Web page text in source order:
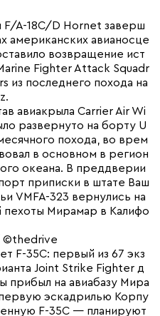
F/A-18C/D Hornet заверш
американских авианосце
возвращение ист
Fighter Attack Squadr
из последнего похода на
авиакрыла Carrier Air Wi
развернуто на борту U
похода, во врем
в основном в регион
океана. В преддверии
приписки в штате Ваш
VMFA-323 вернулись на
пехоты Мирамар в Калифо
©thedrive
F-35C: первый из 67 экз
Joint Strike Fighter д
прибыл на авиабазу Мира
эскадрилью Корпу
F-35C — планируют